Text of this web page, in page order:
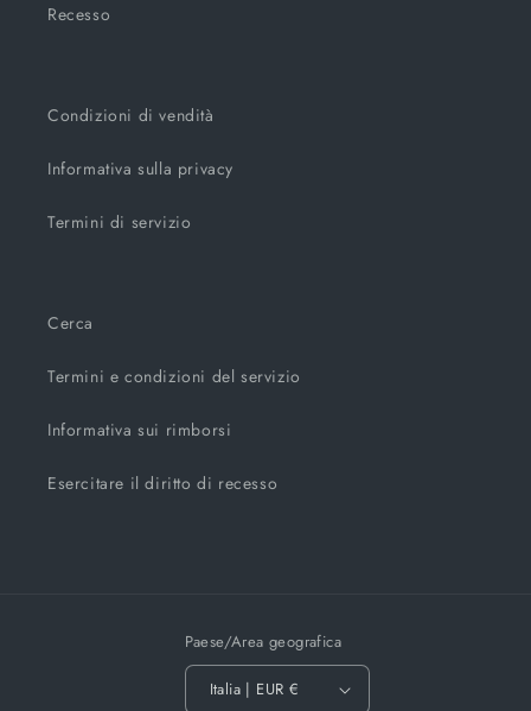
Recesso
Condizioni di vendità
Informativa sulla privacy
Termini di servizio
Cerca
Termini e condizioni del servizio
Informativa sui rimborsi
Esercitare il diritto di recesso
Paese/Area geografica
Italia | EUR €